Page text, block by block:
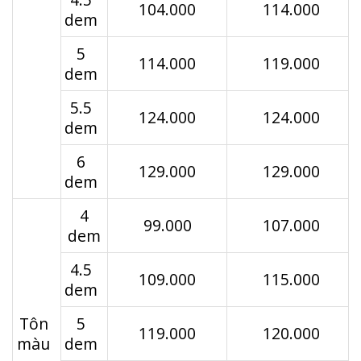
dem
104.000 114.000
5
dem
114.000 119.000
5.5
dem
124.000 124.000
6
dem
129.000 129.000
Tôn
màu
4
dem
99.000 107.000
4.5
dem
109.000 115.000
5
dem
119.000 120.000